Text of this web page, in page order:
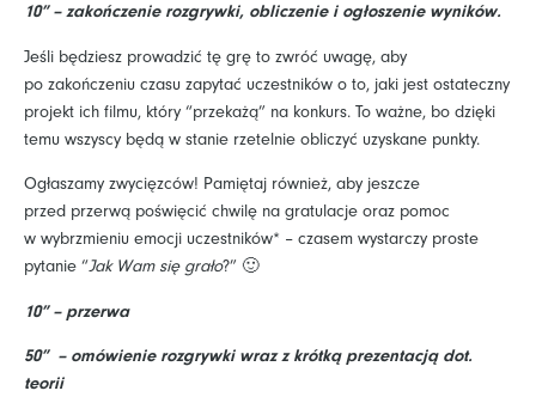
10” – zakończenie rozgrywki, obliczenie i ogłoszenie wyników.
Jeśli będziesz prowadzić tę grę to zwróć uwagę, aby
po zakończeniu czasu zapytać uczestników o to, jaki jest ostateczny
projekt ich filmu, który “przekażą” na konkurs. To ważne, bo dzięki
temu wszyscy będą w stanie rzetelnie obliczyć uzyskane punkty.
Ogłaszamy zwycięzców! Pamiętaj również, aby jeszcze
przed przerwą poświęcić chwilę na gratulacje oraz pomoc
w wybrzmieniu emocji uczestników* – czasem wystarczy proste
pytanie “Jak Wam się grało?” 🙂
10” – przerwa
50” – omówienie rozgrywki wraz z krótką prezentacją dot.
teorii